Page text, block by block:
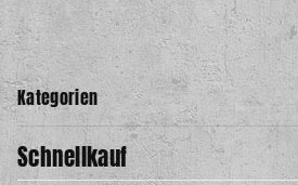
Kategorien
Schnellkauf